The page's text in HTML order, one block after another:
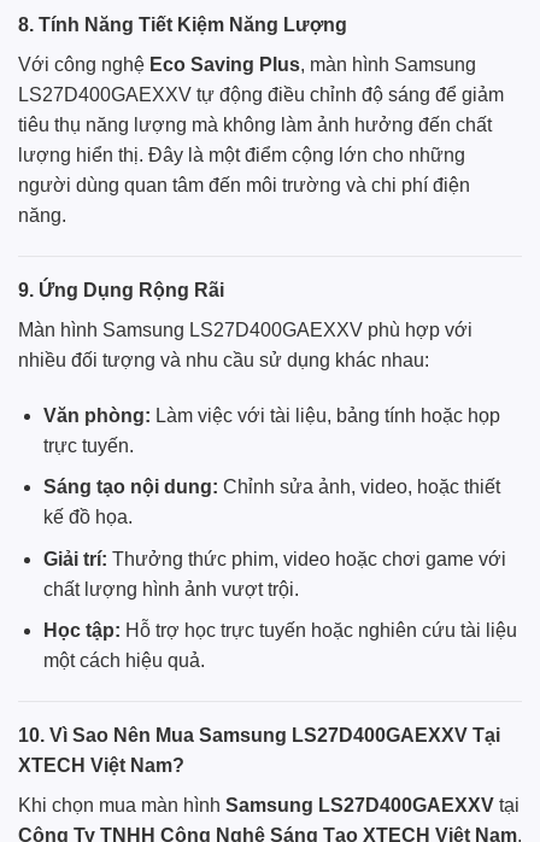
8. Tính Năng Tiết Kiệm Năng Lượng
Với công nghệ Eco Saving Plus, màn hình Samsung
LS27D400GAEXXV tự động điều chỉnh độ sáng để giảm
tiêu thụ năng lượng mà không làm ảnh hưởng đến chất
lượng hiển thị. Đây là một điểm cộng lớn cho những
người dùng quan tâm đến môi trường và chi phí điện
năng.
9. Ứng Dụng Rộng Rãi
Màn hình Samsung LS27D400GAEXXV phù hợp với
nhiều đối tượng và nhu cầu sử dụng khác nhau:
Văn phòng: Làm việc với tài liệu, bảng tính hoặc họp
trực tuyến.
Sáng tạo nội dung: Chỉnh sửa ảnh, video, hoặc thiết
kế đồ họa.
Giải trí: Thưởng thức phim, video hoặc chơi game với
chất lượng hình ảnh vượt trội.
Học tập: Hỗ trợ học trực tuyến hoặc nghiên cứu tài liệu
một cách hiệu quả.
10. Vì Sao Nên Mua Samsung LS27D400GAEXXV Tại
XTECH Việt Nam?
Khi chọn mua màn hình Samsung LS27D400GAEXXV tại
Công Ty TNHH Công Nghệ Sáng Tạo XTECH Việt Nam,